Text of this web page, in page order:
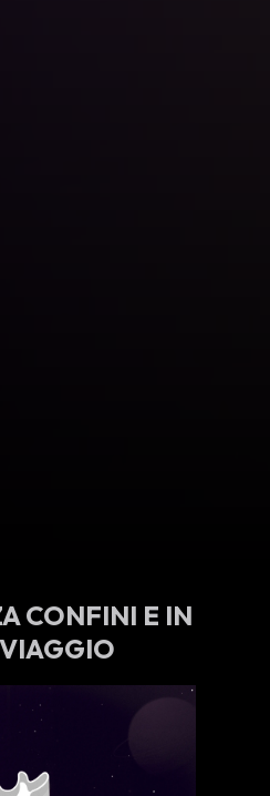
CONFINI E IN